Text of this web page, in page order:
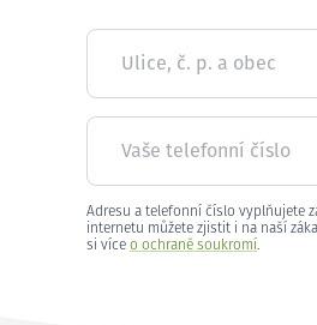
Ulice, č. p. a obec
Vaše telefonní číslo
Adresu a telefonní číslo vyplňujete
internetu můžete zjistit i na naší
si více o ochraně soukromí.